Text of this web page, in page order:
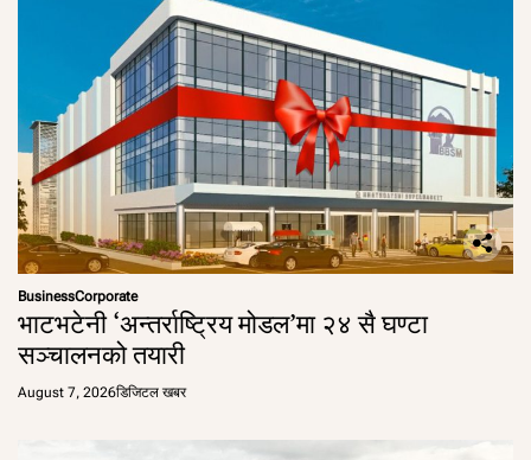
BusinessCorporate
भाटभटेनी ‘अन्तर्राष्ट्रिय मोडल’मा २४ सै घण्टा
सञ्चालनको तयारी
August 7, 2026डिजिटल खबर